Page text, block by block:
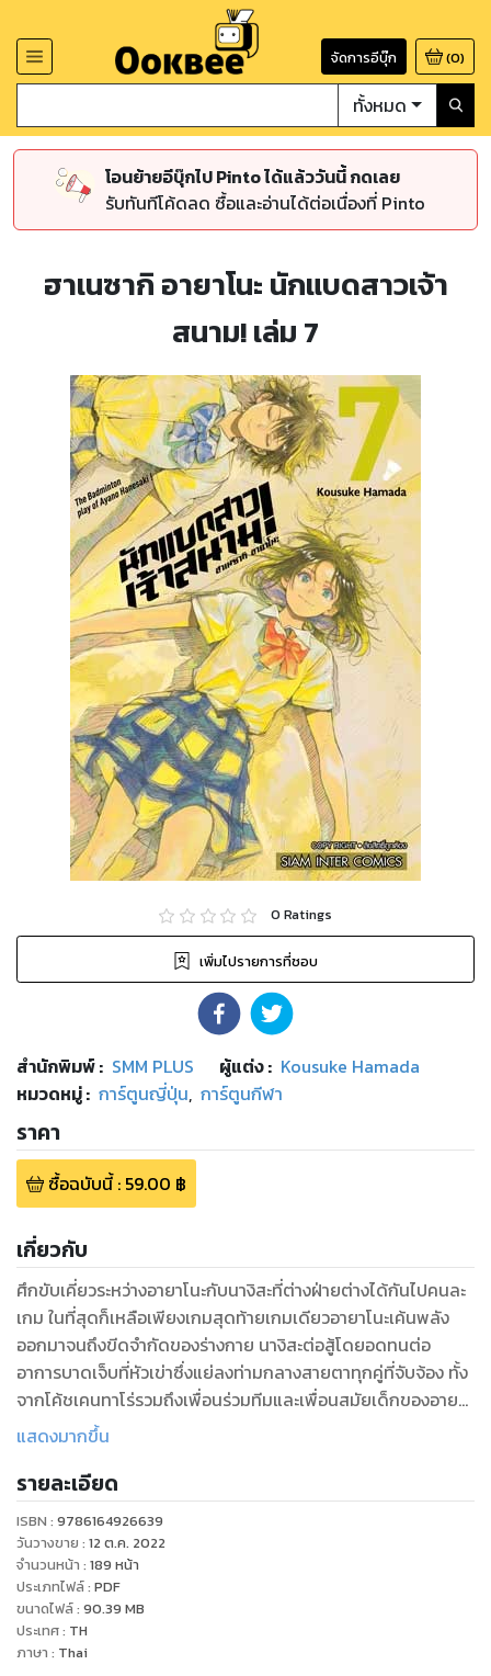
จัดการอีบุ๊ก (0)
ทั้งหมด
โอนย้ายอีบุ๊กไป Pinto ได้แล้ววันนี้ กดเลย
รับทันทีโค้ดลด ซื้อและอ่านได้ต่อเนื่องที่ Pinto
ฮาเนซากิ อายาโนะ นักแบดสาวเจ้า
สนาม! เล่ม 7
0 Ratings
เพิ่มไปรายการที่ชอบ
สำนักพิมพ์: SMM PLUS ผู้แต่ง : Kousuke Hamada
หมวดหมู่: การ์ตูนญี่ปุ่น, การ์ตูนกีฬา
ราคา
ซื้อฉบับนี้: 59.00 ฿
เกี่ยวกับ
ศึกขับเคี่ยวระหว่างอายาโนะกับนางิสะที่ต่างฝ่ายต่างได้กันไปคนละ
เกม ในที่สุดก็เหลือเพียงเกมสุดท้ายเกมเดียวอายาโนะเค้นพลัง
ออกมาจนถึงขีดจำกัดของร่างกาย นางิสะต่อสู้โดยอดทนต่อ
อาการบาดเจ็บที่หัวเข่าซึ่งแย่ลงท่ามกลางสายตาทุกคู่ที่จับจ้อง ทั้ง
จากโค้ชเคนทาโร่รวมถึงเพื่อนร่วมทีมและเพื่อนสมัยเด็กของอายา
โนะ นัดชิงชนะเลิศของอินเตอร์ไฮรอบคัดเลือกที่ไม่มีใครยอมใคร
แสดงมากขึ้น
รายละเอียด
ISBN : 9786164926639
วันวางขาย : 12 ต.ค. 2022
จำนวนหน้า : 189 หน้า
ประเภทไฟล์: PDF
ขนาดไฟล์: 90.39 MB
ประเทศ: TH
ภาษา : Thai